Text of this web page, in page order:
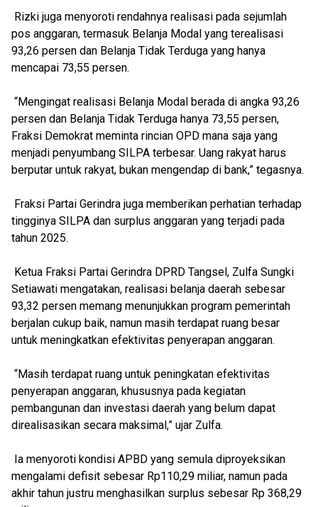
Rizki juga menyoroti rendahnya realisasi pada sejumlah
pos anggaran, termasuk Belanja Modal yang terealisasi
93,26 persen dan Belanja Tidak Terduga yang hanya
mencapai 73,55 persen.
“Mengingat realisasi Belanja Modal berada di angka 93,26
persen dan Belanja Tidak Terduga hanya 73,55 persen,
Fraksi Demokrat meminta rincian OPD mana saja yang
menjadi penyumbang SILPA terbesar. Uang rakyat harus
berputar untuk rakyat, bukan mengendap di bank,” tegasnya.
Fraksi Partai Gerindra juga memberikan perhatian terhadap
tingginya SILPA dan surplus anggaran yang terjadi pada
tahun 2025.
Ketua Fraksi Partai Gerindra DPRD Tangsel, Zulfa Sungki
Setiawati mengatakan, realisasi belanja daerah sebesar
93,32 persen memang menunjukkan program pemerintah
berjalan cukup baik, namun masih terdapat ruang besar
untuk meningkatkan efektivitas penyerapan anggaran.
“Masih terdapat ruang untuk peningkatan efektivitas
penyerapan anggaran, khususnya pada kegiatan
pembangunan dan investasi daerah yang belum dapat
direalisasikan secara maksimal,” ujar Zulfa.
Ia menyoroti kondisi APBD yang semula diproyeksikan
mengalami defisit sebesar Rp110,29 miliar, namun pada
akhir tahun justru menghasilkan surplus sebesar Rp 368,29